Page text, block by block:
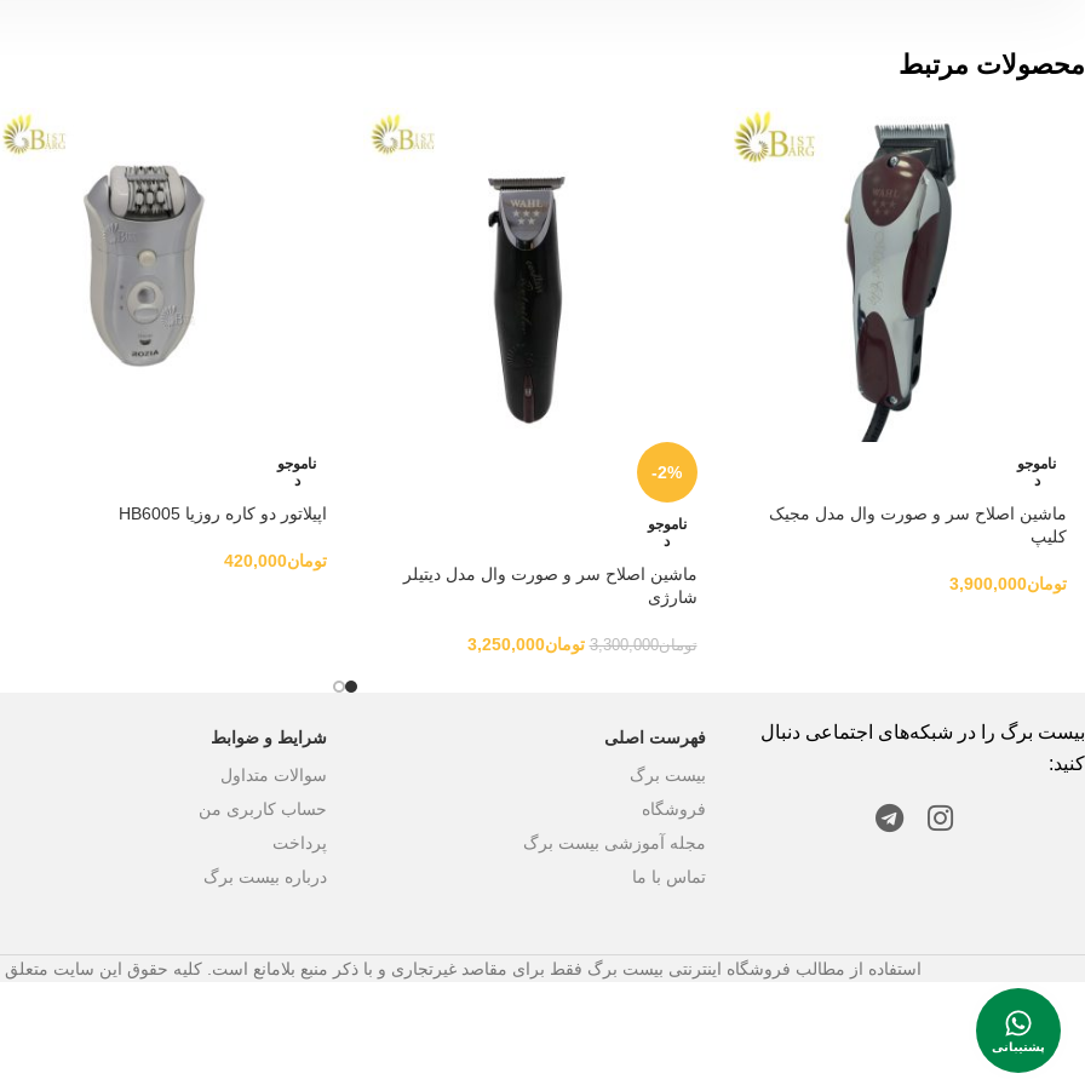
محصولات مرتبط
ناموجو
د
ماشین اصلاح سر و صورت وال مدل مجیک
کلیپ
تومان3,900,000
-2%
ناموجو
د
ماشین اصلاح سر و صورت وال مدل دیتیلر
شارژی
تومان3,300,000 تومان3,250,000
ناموجو
د
اپیلاتور دو کاره روزیا HB6005
تومان420,000
شرایط و ضوابط
سوالات متداول
حساب کاربری من
پرداخت
درباره بیست برگ
فهرست اصلی
بیست برگ
فروشگاه
مجله آموزشی بیست برگ
تماس با ما
بیست برگ را در شبکه‌های اجتماعی دنبال
کنید:
استفاده از مطالب فروشگاه اینترنتی بیست برگ فقط برای مقاصد غیرتجاری و با ذکر منبع بلامانع است. کلیه حقوق این سایت
پشتیبانی